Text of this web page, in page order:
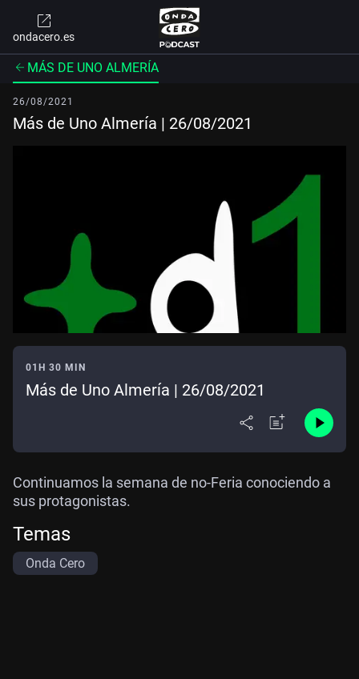
ondacero.es
MÁS DE UNO ALMERÍA
26/08/2021
Más de Uno Almería | 26/08/2021
01H 30 MIN
Más de Uno Almería | 26/08/2021
Continuamos la semana de no-Feria conociendo a
sus protagonistas.
Temas
Onda Cero